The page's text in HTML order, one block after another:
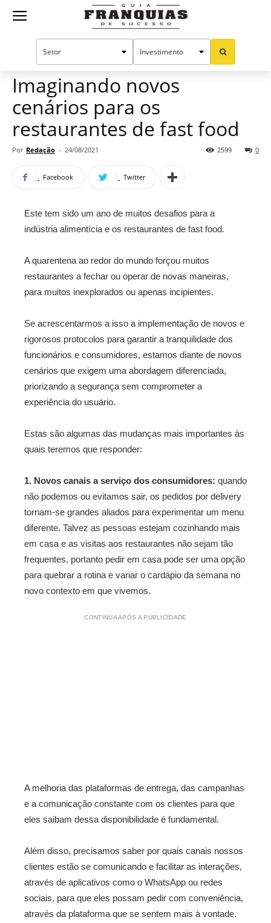
Guia
Manual do sucesso
Imaginando novos
cenários para os
restaurantes de fast food
Por Redação - 24/08/2021 0
2599
Facebook Twitter
Este tem sido um ano de muitos desafios para a
indústria alimentícia e os restaurantes de fast food.
A quarentena ao redor do mundo forçou muitos
restaurantes a fechar ou operar de novas maneiras,
para muitos inexplorados ou apenas incipientes.
Se acrescentarmos a isso a implementação de novos e
rigorosos protocolos para garantir a tranquilidade dos
funcionários e consumidores, estamos diante de novos
cenários que exigem uma abordagem diferenciada,
priorizando a segurança sem comprometer a
experiência do usuário.
Estas são algumas das mudanças mais importantes às
quais teremos que responder:
1. Novos canais a serviço dos consumidores: quando
não podemos ou evitamos sair, os pedidos por delivery
tornam-se grandes aliados para experimentar um menu
diferente. Talvez as pessoas estejam cozinhando mais
em casa e as visitas aos restaurantes não sejam tão
frequentes, portanto pedir em casa pode ser uma opção
para quebrar a rotina e variar o cardápio da semana no
novo contexto em que vivemos.
CONTINUA APÓS A PUBLICIDADE
A melhoria das plataformas de entrega, das campanhas
e a comunicação constante com os clientes para que
eles saibam dessa disponibilidade é fundamental.
Além disso, precisamos saber por quais canais nossos
clientes estão se comunicando e facilitar as interações,
através de aplicativos como o WhatsApp ou redes
sociais, para que eles possam pedir com conveniência,
através da plataforma que se sentem mais à vontade.